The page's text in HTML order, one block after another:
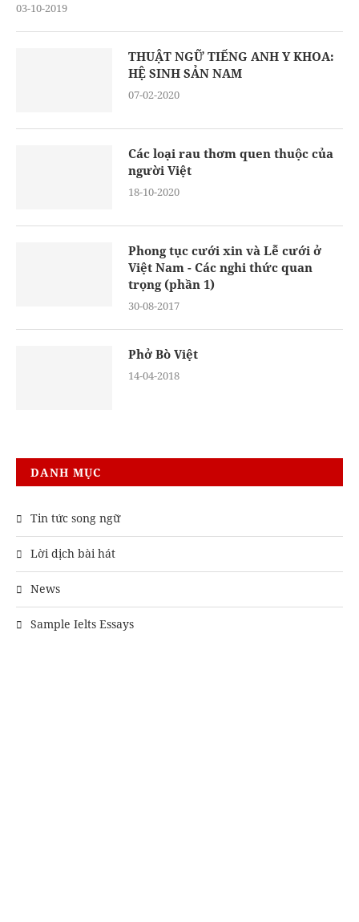
03-10-2019
THUẬT NGỮ TIẾNG ANH Y KHOA:
HỆ SINH SẢN NAM
07-02-2020
Các loại rau thơm quen thuộc của
người Việt
18-10-2020
Phong tục cưới xin và Lễ cưới ở
Việt Nam - Các nghi thức quan
trọng (phần 1)
30-08-2017
Phở Bò Việt
14-04-2018
DANH MỤC
Tin tức song ngữ
Lời dịch bài hát
News
Sample Ielts Essays